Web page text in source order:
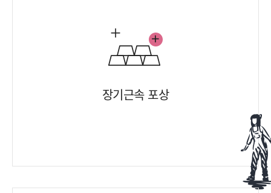
장기근속 포상